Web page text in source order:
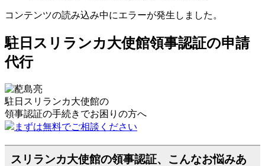
コンテンツの読み込み中にエラーが発生しました。
駐日スリランカ大使館領事認証の申請
代行
駐日スリランカ大使館の
領事認証の手続きでお困りの方へ
まずは無料でご相談ください
スリランカ大使館の領事認証、こんなお悩みあ